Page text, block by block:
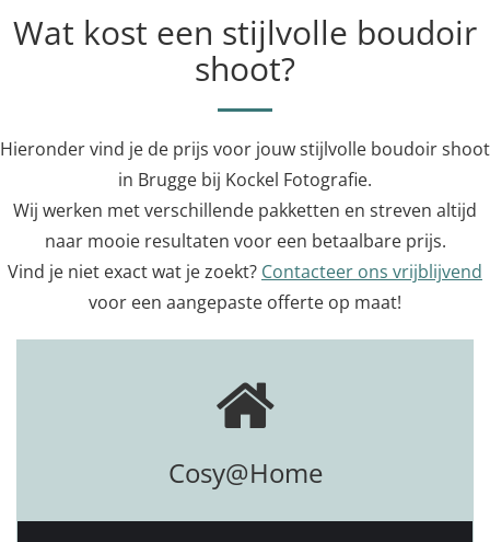
Wat kost een stijlvolle boudoir
shoot?
Hieronder vind je de prijs voor jouw stijlvolle boudoir shoot
in Brugge bij Kockel Fotografie.
Wij werken met verschillende pakketten en streven altijd
naar mooie resultaten voor een betaalbare prijs.
Vind je niet exact wat je zoekt? Contacteer ons vrijblijvend
voor een aangepaste offerte op maat!
Cosy@Home